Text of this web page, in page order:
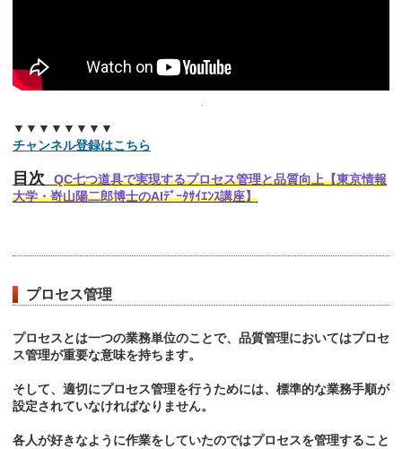
▼▼▼▼▼▼▼▼
チャンネル登録はこちら
目次
QC七つ道具で実現するプロセス管理と品質向上【東京情報
大学・嵜山陽二郎博士のAIﾃﾞｰﾀｻｲｴﾝｽ講座】
プロセス管理
プロセスとは一つの業務単位のことで、品質管理においてはプロセ
ス管理が重要な意味を持ちます。
そして、適切にプロセス管理を行うためには、標準的な業務手順が
設定されていなければなりません。
各人が好きなように作業をしていたのではプロセスを管理すること